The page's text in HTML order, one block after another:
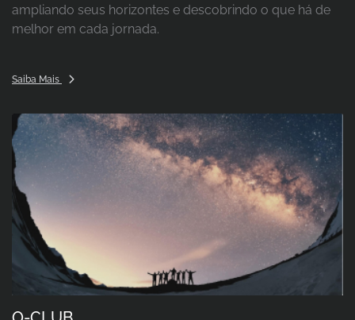
ampliando seus horizontes e descobrindo o que há de
melhor em cada jornada.
Saiba Mais